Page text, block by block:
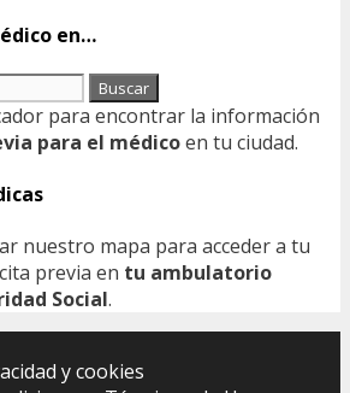
en…
para encontrar la información
para el médicoen tu ciudad.
nuestro mapa para acceder a tu
previa en tu ambulatorio
Social.
y cookies